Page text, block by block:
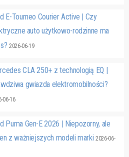
E-Tourneo Courier Active | Czy
auto użytkowo-rodzinne ma
2026-06-19
CLA 250+ z technologią EQ |
gwiazda elektromobilności?
06-16
Puma Gen-E 2026 | Niepozorny, ale
z ważniejszych modeli marki2026-06-